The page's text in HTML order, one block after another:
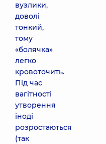
вузлики,
доволі
тонкий,
тому
«болячка»
легко
кровоточить.
Під час
вагітності
утворення
іноді
розростаються
(так